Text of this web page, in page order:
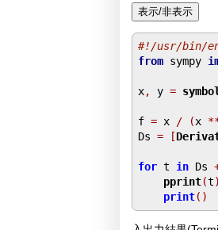
#!/usr/bin/
from sympy
x, y =
f = x / (x
Ds = [
for t in Ds
pprint(t)
print()